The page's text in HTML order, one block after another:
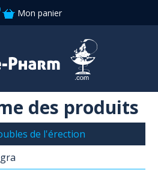
Mon panier
des produits
de l'érection